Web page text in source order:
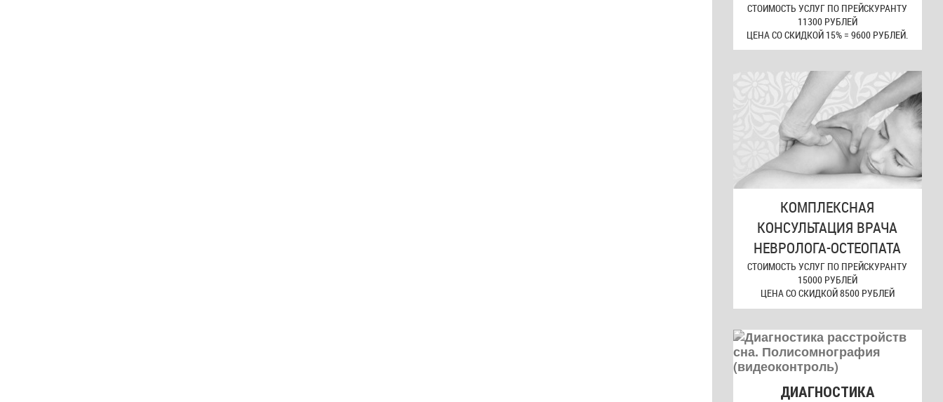
СТОИМОСТЬ УСЛУГ ПО ПРЕЙСКУРАНТУ
11300 РУБЛЕЙ
ЦЕНА СО СКИДКОЙ 15% = 9600 РУБЛЕЙ.
КОМПЛЕКСНАЯ
КОНСУЛЬТАЦИЯ ВРАЧА
НЕВРОЛОГА-ОСТЕОПАТА
СТОИМОСТЬ УСЛУГ ПО ПРЕЙСКУРАНТУ
15000 РУБЛЕЙ
ЦЕНА СО СКИДКОЙ 8500 РУБЛЕЙ
ДИАГНОСТИКА